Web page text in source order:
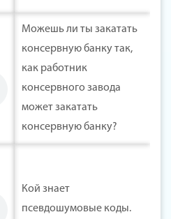
Можешь ли ты закатать
консервную банку так,
как работник
консервного завода
может закатать
консервную банку?
Кой знает
псевдошумовые коды.